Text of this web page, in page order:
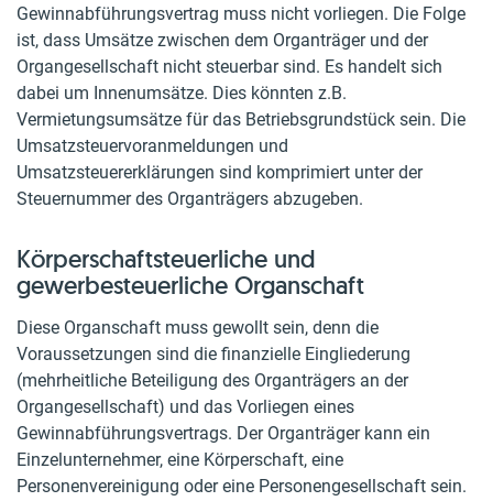
Gewinnabführungsvertrag muss nicht vorliegen. Die Folge
ist, dass Umsätze zwischen dem Organträger und der
Organgesellschaft nicht steuerbar sind. Es handelt sich
dabei um Innenumsätze. Dies könnten z.B.
Vermietungsumsätze für das Betriebsgrundstück sein. Die
Umsatzsteuervoranmeldungen und
Umsatzsteuererklärungen sind komprimiert unter der
Steuernummer des Organträgers abzugeben.
Körperschaftsteuerliche und
gewerbesteuerliche Organschaft
Diese Organschaft muss gewollt sein, denn die
Voraussetzungen sind die finanzielle Eingliederung
(mehrheitliche Beteiligung des Organträgers an der
Organgesellschaft) und das Vorliegen eines
Gewinnabführungsvertrags. Der Organträger kann ein
Einzelunternehmer, eine Körperschaft, eine
Personenvereinigung oder eine Personengesellschaft sein.